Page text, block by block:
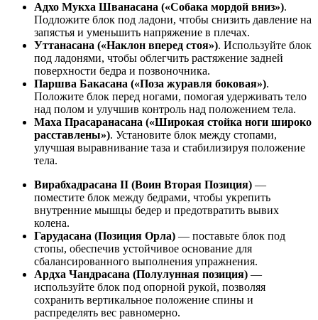
Адхо Мукха Шванасана («Собака мордой вниз»).
Подложите блок под ладони, чтобы снизить давление на
запястья и уменьшить напряжение в плечах.
Уттанасана («Наклон вперед стоя»). Используйте блок
под ладонями, чтобы облегчить растяжение задней
поверхности бедра и позвоночника.
Паршва Бакасана («Поза журавля боковая»).
Положите блок перед ногами, помогая удерживать тело
над полом и улучшив контроль над положением тела.
Маха Прасаранасана («Широкая стойка ноги широко
расставлены»). Установите блок между стопами,
улучшая выравнивание таза и стабилизируя положение
тела.
Вирабхадрасана II (Воин Вторая Позиция) —
поместите блок между бедрами, чтобы укрепить
внутренние мышцы бедер и предотвратить вывих
колена.
Гарудасана (Позиция Орла) — поставьте блок под
стопы, обеспечив устойчивое основание для
сбалансированного выполнения упражнения.
Ардха Чандрасана (Полулунная позиция) —
используйте блок под опорной рукой, позволяя
сохранить вертикальное положение спины и
распределять вес равномерно.